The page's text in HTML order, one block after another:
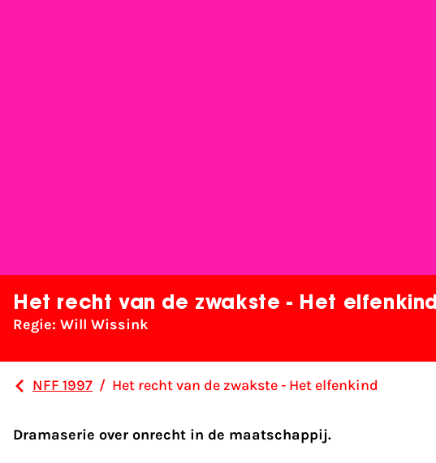
Het recht van de zwakste - Het elfenkind
Regie: Will Wissink
NFF 1997 / Het recht van de zwakste - Het elfenkind
Dramaserie over onrecht in de maatschappij.